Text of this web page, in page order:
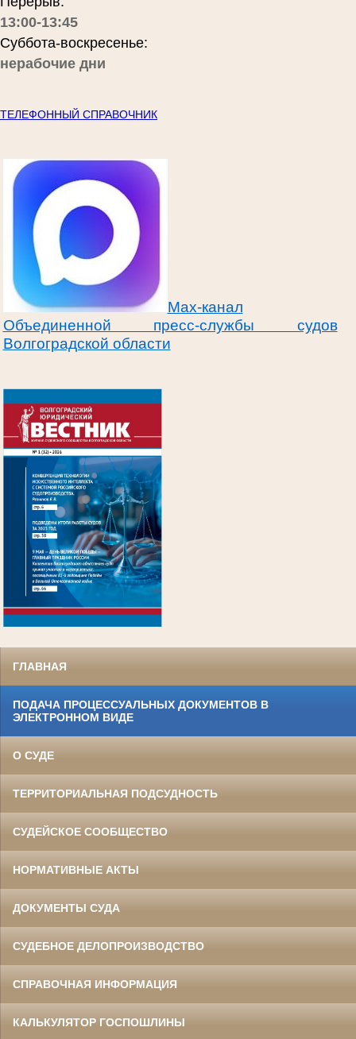
13:00-13:45
Суббота-воскресенье:
нерабочие дни
ТЕЛЕФОННЫЙ СПРАВОЧНИК
Max-канал
Объединенной пресс-службы судов
Волгоградской области
ГЛАВНАЯ
ПОДАЧА ПРОЦЕССУАЛЬНЫХ ДОКУМЕНТОВ В
ЭЛЕКТРОННОМ ВИДЕ
О СУДЕ
ТЕРРИТОРИАЛЬНАЯ ПОДСУДНОСТЬ
СУДЕЙСКОЕ СООБЩЕСТВО
НОРМАТИВНЫЕ АКТЫ
ДОКУМЕНТЫ СУДА
СУДЕБНОЕ ДЕЛОПРОИЗВОДСТВО
СПРАВОЧНАЯ ИНФОРМАЦИЯ
КАЛЬКУЛЯТОР ГОСПОШЛИНЫ